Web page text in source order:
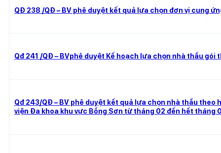
QĐ 238 /QĐ – BV phê duyệt kết quả lựa chọn đơn vị cung
Qđ 241 /QĐ – BVphê duyệt Kế hoạch lựa chọn nhà thầu
Qđ 243/QĐ – BV phê duyệt kết quả lựa chọn nhà thầu
viện Đa khoa khu vực Bồng Sơn từ tháng 02 đến hết tháng